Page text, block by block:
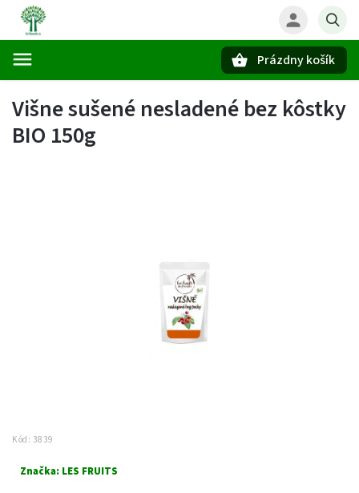
Prázdny košík
Višne sušené nesladené bez kôstky
BIO 150g
Kód: 3839
Značka: LES FRUITS